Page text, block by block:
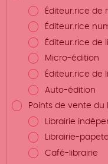
Éditeur.rice de
Éditeur.rice
Éditeur.rice de
Micro-édition
Éditeur.rice de
Auto-édition
Points de vente du
Librairie
Librairie-
Café-librairie